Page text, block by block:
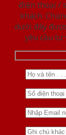
điện thoại /
khách.
dưới đây
yêu cầu tư